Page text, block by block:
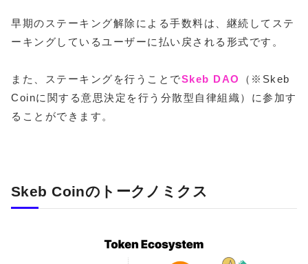
早期のステーキング解除による手数料は、継続してステ
ーキングしているユーザーに払い戻される形式です。
また、ステーキングを行うことでSkeb DAO
（※Skeb
Coinに関する意思決定を行う分散型自律組織）に参加す
ることができます。
Skeb Coinのトークノミクス